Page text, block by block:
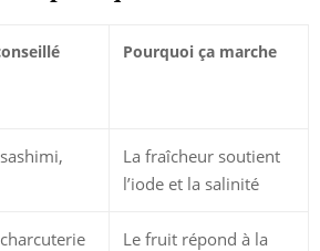
Pourquoi ça marche
La fraîcheur soutient
l’iode et la salinité
Le fruit répond à la